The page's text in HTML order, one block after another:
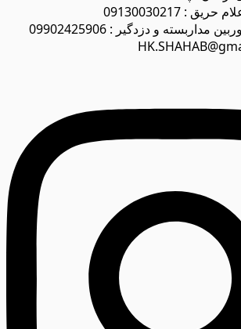
: 09130030217
و دزدگیر : 09902425906